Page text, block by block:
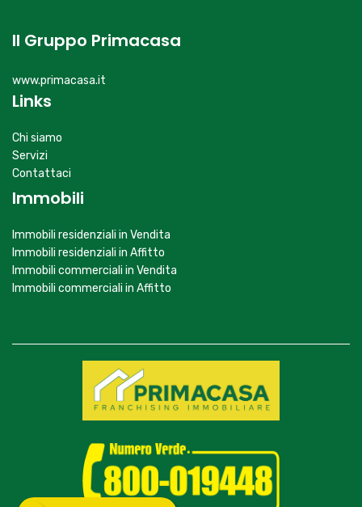
Il Gruppo Primacasa
www.primacasa.it
Links
Chi siamo
Servizi
Contattaci
Immobili
Immobili residenziali in Vendita
Immobili residenziali in Affitto
Immobili commerciali in Vendita
Immobili commerciali in Affitto